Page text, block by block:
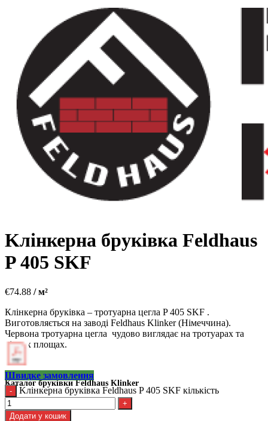
Kлінкерна бруківка Feldhaus
P 405 SKF
€74.88 / м²
Клінкерна бруківка – тротуарна цегла P 405 SKF .
Виготовляється на заводі Feldhaus Klinker (Німеччина).
Червона тротуарна цегла чудово виглядає на тротуарах та
різних площах.
Каталог бруківки Feldhaus Klinker
Швидке замовлення
Kлінкерна бруківка Feldhaus P 405 SKF кількість
Додати у кошик